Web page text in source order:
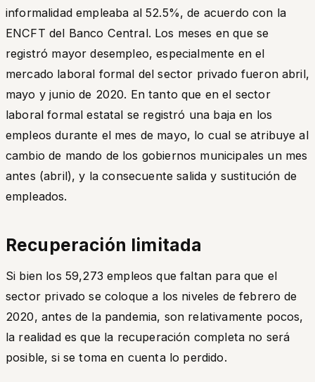
informalidad empleaba al 52.5%, de acuerdo con la
ENCFT del Banco Central. Los meses en que se
registró mayor desempleo, especialmente en el
mercado laboral formal del sector privado fueron abril,
mayo y junio de 2020. En tanto que en el sector
laboral formal estatal se registró una baja en los
empleos durante el mes de mayo, lo cual se atribuye al
cambio de mando de los gobiernos municipales un mes
antes (abril), y la consecuente salida y sustitución de
empleados.
Recuperación limitada
Si bien los 59,273 empleos que faltan para que el
sector privado se coloque a los niveles de febrero de
2020, antes de la pandemia, son relativamente pocos,
la realidad es que la recuperación completa no será
posible, si se toma en cuenta lo perdido.